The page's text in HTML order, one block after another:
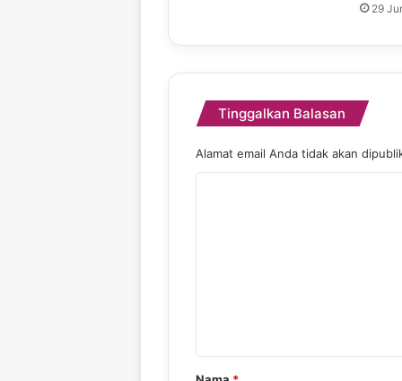
29
Tinggalkan Balasan
Alamat email Anda tidak akan
r